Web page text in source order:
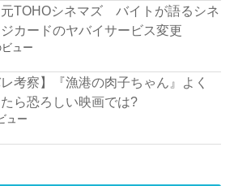
元TOHOシネマズ バイトが語るシネ
カードのヤバイサービス変更
ュー
レ考察】『漁港の肉子ちゃん』よく
ら恐ろしい映画では?
ュー